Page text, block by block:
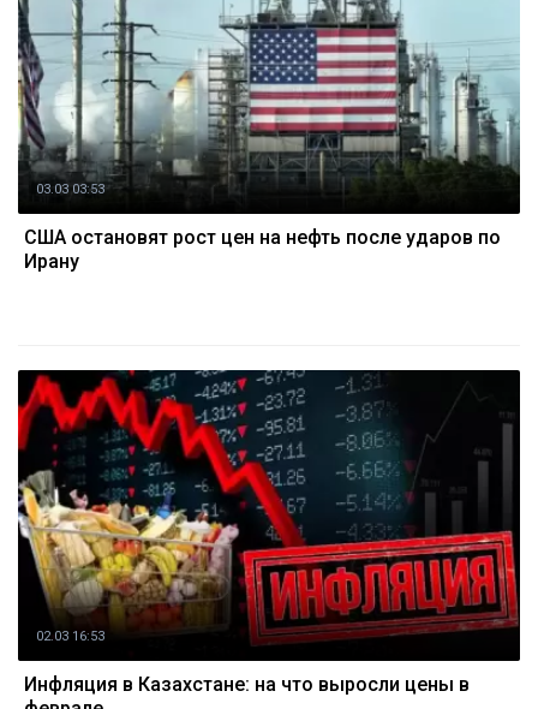
03.03 03:53
США остановят рост цен на нефть после ударов по
Ирану
02.03 16:53
Инфляция в Казахстане: на что выросли цены в